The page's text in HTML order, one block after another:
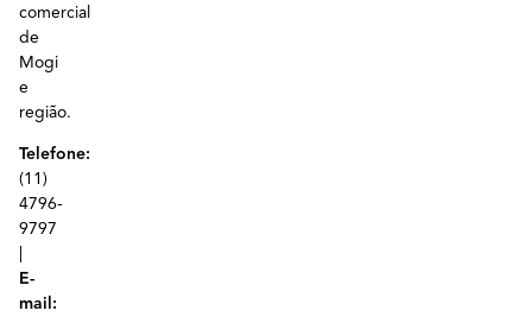
comercial
de
Mogi
e
região.
Telefone:
(11)
4796-
9797
E-
mail: